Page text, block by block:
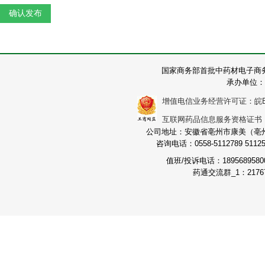
国家商务部首批中药材电子
承办单位
增值电信业务经营许可证：皖
互联网药品信息服务资格证
公司地址：安徽省亳州市康美（
咨询电话：0558-5112789
值班/投诉电话：
药通交流群_1：